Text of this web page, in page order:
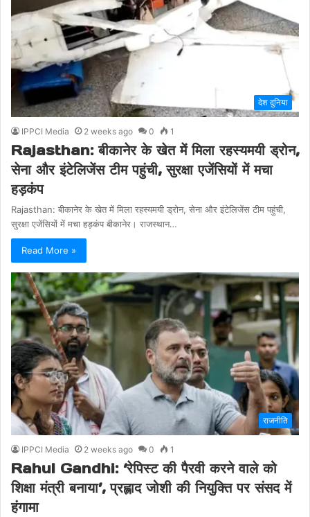
देश दुनिया
IPPCI Media 2 weeks ago 0 1
Rajasthan: बीकानेर के खेत में मिला रहस्यमयी ड्रोन,
सेना और इंटेलिजेंस टीम पहुंची, सुरक्षा एजेंसियों में मचा
हड़कंप
Rajasthan: बीकानेर के खेत में मिला रहस्यमयी ड्रोन, सेना और इंटेलिजेंस टीम पहुंची,
सुरक्षा एजेंसियों में मचा हड़कंप बीकानेर। राजस्थान…
Read More »
राजनीति
IPPCI Media 2 weeks ago 0 1
Rahul Gandhi: ‘रेपिस्ट की पैरवी करने वाले को
शिक्षा मंत्री बनाया’, प्रह्लाद जोशी की नियुक्ति पर संसद में
हंगामा